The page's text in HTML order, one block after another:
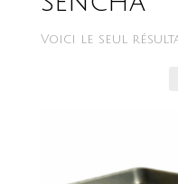
Voici le seul